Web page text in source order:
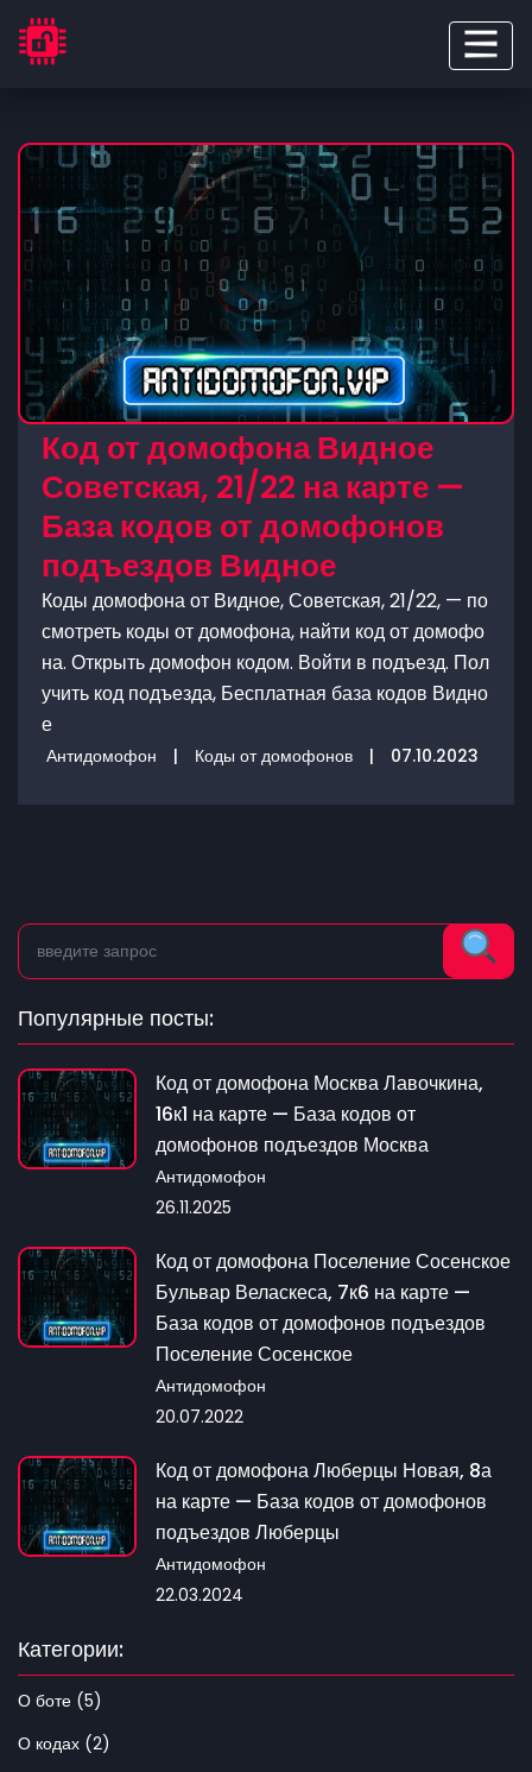
Код от домофона Видное
Советская, 21/22 на карте —
База кодов от домофонов
подъездов Видное
Коды домофона от Видное, Советская, 21/22, — по
смотреть коды от домофона, найти код от домофо
на. Открыть домофон кодом. Войти в подъезд. Пол
учить код подъезда, Бесплатная база кодов Видно
е
Антидомофон | Коды от домофонов | 07.10.2023
Популярные посты:
Код от домофона Москва Лавочкина,
16к1 на карте — База кодов от
домофонов подъездов Москва
Антидомофон
26.11.2025
Код от домофона Поселение Сосенское
Бульвар Веласкеса, 7к6 на карте —
База кодов от домофонов подъездов
Поселение Сосенское
Антидомофон
20.07.2022
Код от домофона Люберцы Новая, 8а
на карте — База кодов от домофонов
подъездов Люберцы
Антидомофон
22.03.2024
Категории:
О боте (5)
О кодах (2)